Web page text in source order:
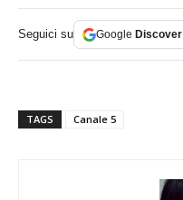
Seguici su Google Discover
TAGS Canale 5